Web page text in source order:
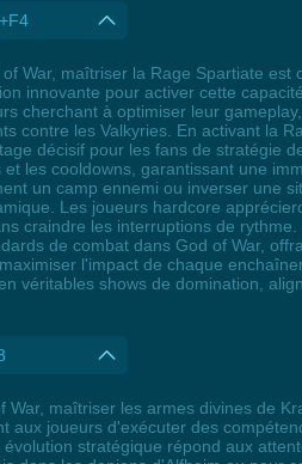
War, maîtriser la Rage Spartiate
innovante pour activer cette
cherchant à optimiser leur
contre les Valkyries. En activant la
décisif pour les fans de stratégie
les cooldowns, garantissant une
un camp ennemi ou inverser une
Les joueurs hardcore
craindre les interruptions de
de combat dans God of War,
l'impact de chaque
véritables shows de domination,
War, maîtriser les armes divines de
aux joueurs d'exécuter des
stratégique répond aux